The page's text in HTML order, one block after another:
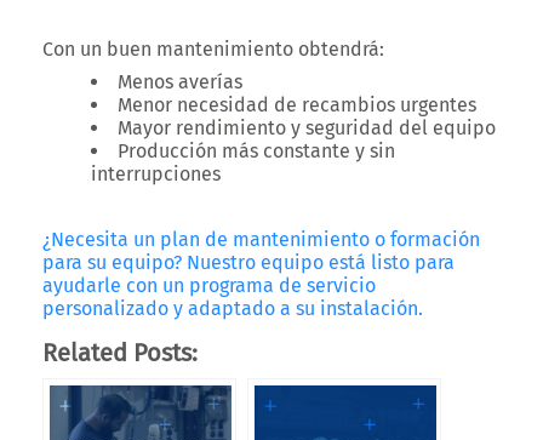
Con un buen mantenimiento obtendrá:
Menos averías
Menor necesidad de recambios urgentes
Mayor rendimiento y seguridad del equipo
Producción más constante y sin
interrupciones
¿Necesita un plan de mantenimiento o formación
para su equipo? Nuestro equipo está listo para
ayudarle con un programa de servicio
personalizado y adaptado a su instalación.
Related Posts: